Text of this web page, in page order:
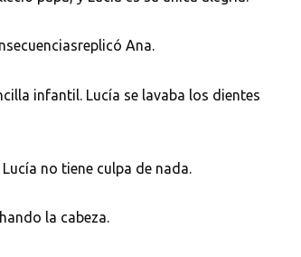
Ana.
infantil. Lucía se lavaba los dientes
no tiene culpa de nada.
la cabeza.